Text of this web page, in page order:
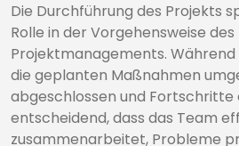
Die Durchführung des Projekts
Rolle in der Vorgehensweise des
Projektmanagements.
die geplanten Maßnahmen
abgeschlossen und Fortschritte
entscheidend, dass das Team
zusammenarbeitet, Probleme